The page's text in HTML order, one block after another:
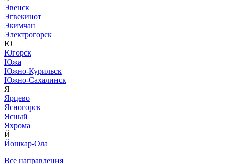
Эвенск
Эгвекинот
Экимчан
Электрогорск
Ю
Югорск
Южа
Южно-Курильск
Южно-Сахалинск
Я
Ярцево
Ясногорск
Ясный
Яхрома
Й
Йошкар-Ола
Все направления